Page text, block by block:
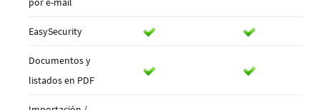
EasySecurity
Documentos y
listados en PDF